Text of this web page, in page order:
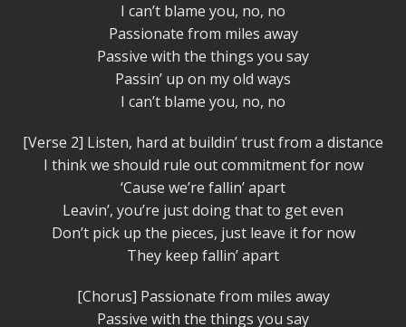
I can’t blame you, no, no
Passionate from miles away
Passive with the things you say
Passin’ up on my old ways
I can’t blame you, no, no
[Verse 2] Listen, hard at buildin’ trust from a distance
I think we should rule out commitment for now
‘Cause we’re fallin’ apart
Leavin’, you’re just doing that to get even
Don’t pick up the pieces, just leave it for now
They keep fallin’ apart
[Chorus] Passionate from miles away
Passive with the things you say